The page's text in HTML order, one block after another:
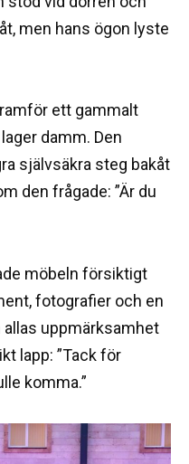
men hans ögon lyste
ett gammalt
damm. Den
självsäkra steg bakåt
den frågade: ”Är du
möbeln försiktigt
fotografier och en
allas uppmärksamhet
lapp: ”Tack för
komma.”